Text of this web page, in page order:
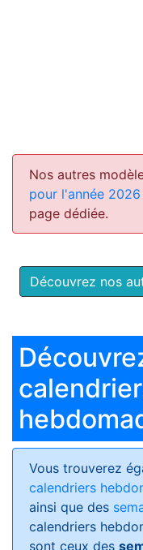
Nos autres
pour l'année 2026
page dédiée.
Découvrez nos
Vous trouverez
calendriers
ainsi que des
calendriers
sont ceux des